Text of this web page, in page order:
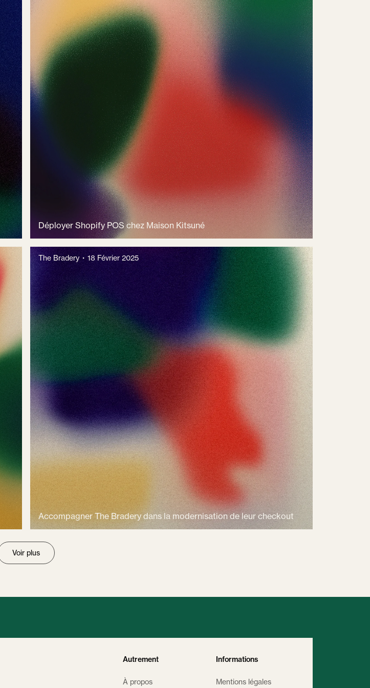
Déployer Shopify POS chez Maison Kitsuné
The Bradery 18 Février 2025
Accompagner The Bradery dans la modernisation de leur checkout
Voir plus
Autrement
À propos
Informations
Mentions légales